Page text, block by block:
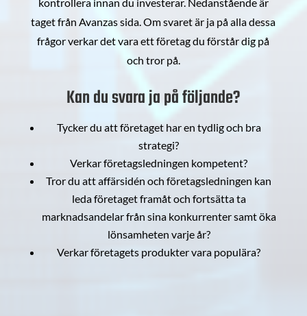
taget från Avanzas sida. Om svaret är ja på alla dessa
frågor verkar det vara ett företag du förstår dig på
och tror på.
Kan du svara ja på följande?
Tycker du att företaget har en tydlig och bra
strategi?
Verkar företagsledningen kompetent?
Tror du att affärsidén och företagsledningen kan
leda företaget framåt och fortsätta ta
marknadsandelar från sina konkurrenter samt öka
lönsamheten varje år?
Verkar företagets produkter vara populära?